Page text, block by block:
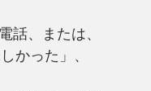
話、または、
かった」、